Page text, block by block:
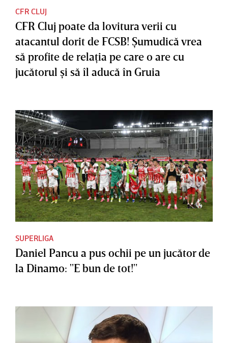
CFR CLUJ
CFR Cluj poate da lovitura verii cu
atacantul dorit de FCSB! Şumudică vrea
să profite de relaţia pe care o are cu
jucătorul şi să îl aducă în Gruia
SUPERLIGA
Daniel Pancu a pus ochii pe un jucător de
la Dinamo: "E bun de tot!"